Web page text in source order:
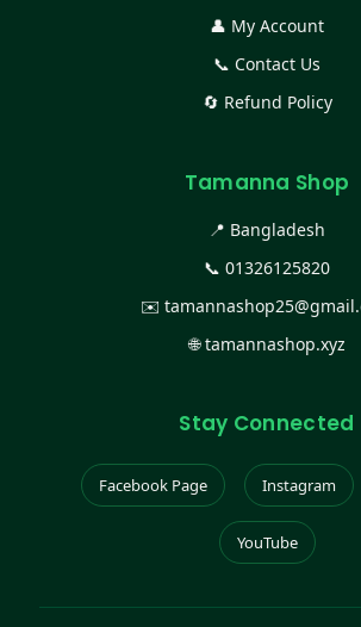
👤 My Account
📞 Contact Us
🔄 Refund Policy
Tamanna Shop
📍 Bangladesh
📞 01326125820
✉️
🌐tamannashop.xyz
Stay Connected
Facebook Page Instagram
YouTube